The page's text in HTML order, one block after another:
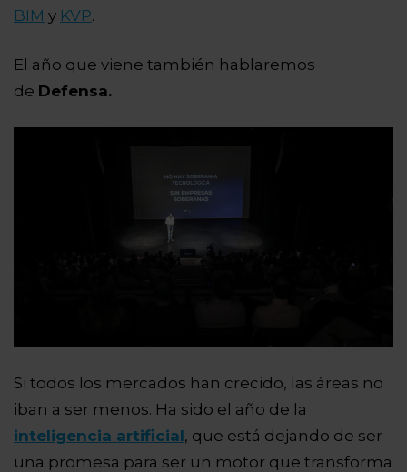
BIM y KVP.
El año que viene también hablaremos
de Defensa.
Si todos los mercados han crecido, las áreas no
iban a ser menos. Ha sido el año de la
inteligencia artificial, que está dejando de ser
una promesa para ser un motor que transforma